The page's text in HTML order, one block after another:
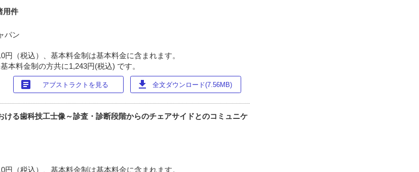
用件
パン
円（税込）、基本料金制は基本料金に含まれます。
本料金制の方共に1,243円(税込) です。
article アブストラクトを見る download 全文ダウンロード(7.56MB)
ける歯科技工士像～診査・診断段階からのチェアサイドとのコミュニケ
円（税込）、基本料金制は基本料金に含まれます。